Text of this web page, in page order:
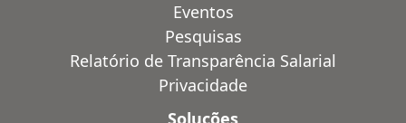
Eventos
Pesquisas
Relatório de Transparência Salarial
Privacidade
Soluções